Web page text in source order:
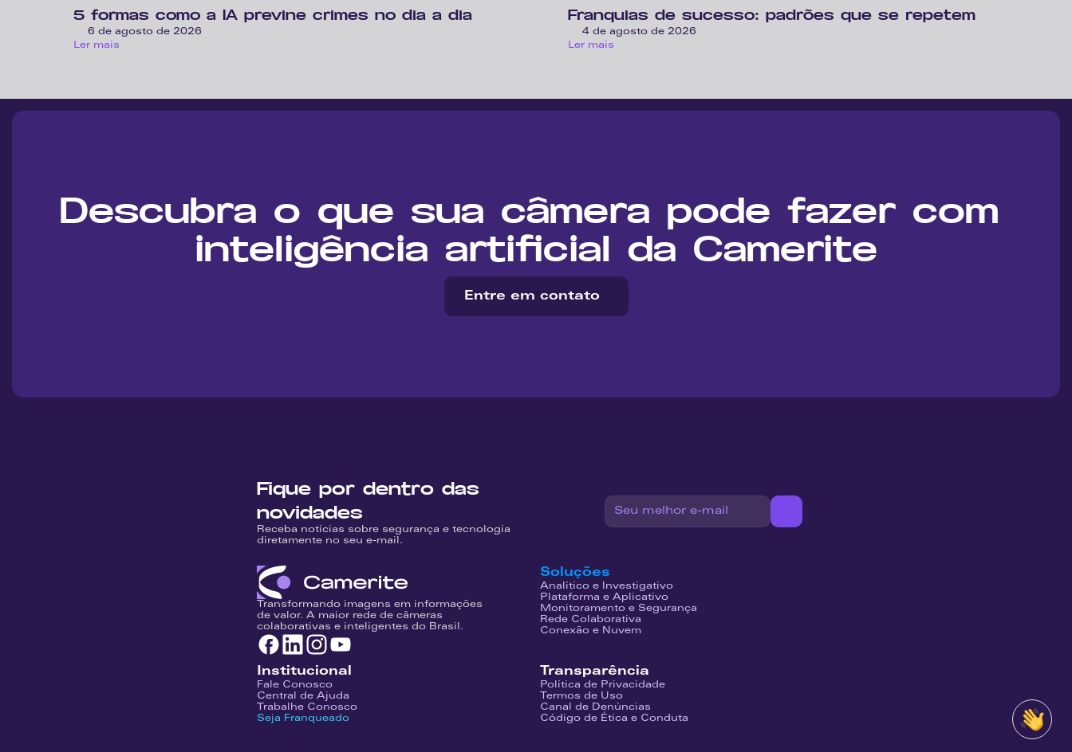
5 formas como a IA previne crimes no dia a dia
6 de agosto de 2026
Ler mais
Franquias de sucesso: padrões que se repetem
4 de agosto de 2026
Ler mais
Descubra o que sua câmera pode fazer com
inteligência artificial da Camerite
Entre em contato
Fique por dentro das
novidades
Receba notícias sobre segurança e tecnologia
diretamente no seu e-mail.
Transformando imagens em informações
de valor. A maior rede de câmeras
colaborativas e inteligentes do Brasil.
Soluções
Analítico e Investigativo
Plataforma e Aplicativo
Monitoramento e Segurança
Rede Colaborativa
Conexão e Nuvem
Institucional
Fale Conosco
Central de Ajuda
Trabalhe Conosco
Seja Franqueado
Transparência
Política de Privacidade
Termos de Uso
Canal de Denúncias
Código de Ética e Conduta